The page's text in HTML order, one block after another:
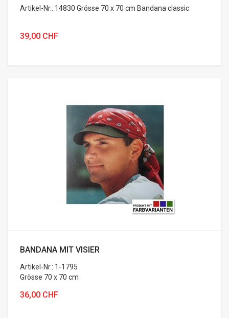
Artikel-Nr.: 14830 Grösse 70 x 70 cm Bandana classic
39,00 CHF
BANDANA MIT VISIER
Artikel-Nr.: 1-1795
Grösse 70 x 70 cm
36,00 CHF